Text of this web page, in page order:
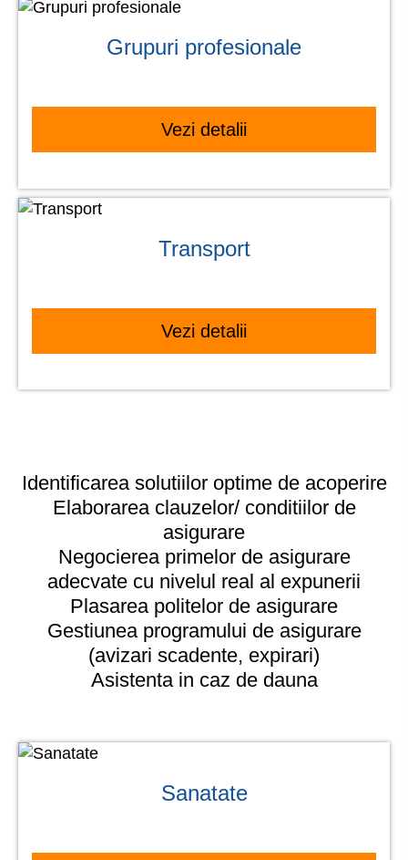
Grupuri profesionale
Vezi detalii
Transport
Vezi detalii
Identificarea solutiilor optime de acoperire
Elaborarea clauzelor/ conditiilor de
asigurare
Negocierea primelor de asigurare
adecvate cu nivelul real al expunerii
Plasarea politelor de asigurare
Gestiunea programului de asigurare
(avizari scadente, expirari)
Asistenta in caz de dauna
Sanatate